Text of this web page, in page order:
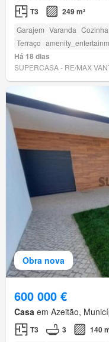
T3 249 m²
Garajem Varanda
Terraço
Há 18 dias
SUPERCASA - RE/MAX
Obra nova
600 000 €
Casa em Azeitão,
T3 3 140